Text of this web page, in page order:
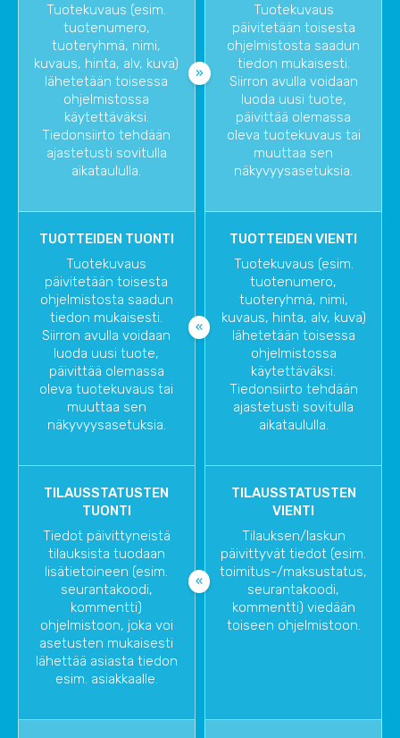
Tuotekuvaus (esim.
tuotenumero,
tuoteryhmä, nimi,
kuvaus, hinta, alv, kuva)
lähetetään toisessa
ohjelmistossa
käytettäväksi.
Tiedonsiirto tehdään
ajastetusti sovitulla
aikataululla.
Tuotekuvaus
päivitetään toisesta
ohjelmistosta saadun
tiedon mukaisesti.
Siirron avulla voidaan
luoda uusi tuote,
päivittää olemassa
oleva tuotekuvaus tai
muuttaa sen
näkyvyysasetuksia.
TUOTTEIDEN TUONTI
Tuotekuvaus
päivitetään toisesta
ohjelmistosta saadun
tiedon mukaisesti.
Siirron avulla voidaan
luoda uusi tuote,
päivittää olemassa
oleva tuotekuvaus tai
muuttaa sen
näkyvyysasetuksia.
TUOTTEIDEN VIENTI
Tuotekuvaus (esim.
tuotenumero,
tuoteryhmä, nimi,
kuvaus, hinta, alv, kuva)
lähetetään toisessa
ohjelmistossa
käytettäväksi.
Tiedonsiirto tehdään
ajastetusti sovitulla
aikataululla.
TILAUSSTATUSTEN
TUONTI
Tiedot päivittyneistä
tilauksista tuodaan
lisätietoineen (esim.
seurantakoodi,
kommentti)
ohjelmistoon, joka voi
asetusten mukaisesti
lähettää asiasta tiedon
esim. asiakkaalle.
TILAUSSTATUSTEN
VIENTI
Tilauksen/laskun
päivittyvät tiedot (esim.
toimitus-/maksustatus,
seurantakoodi,
kommentti) viedään
toiseen ohjelmistoon.